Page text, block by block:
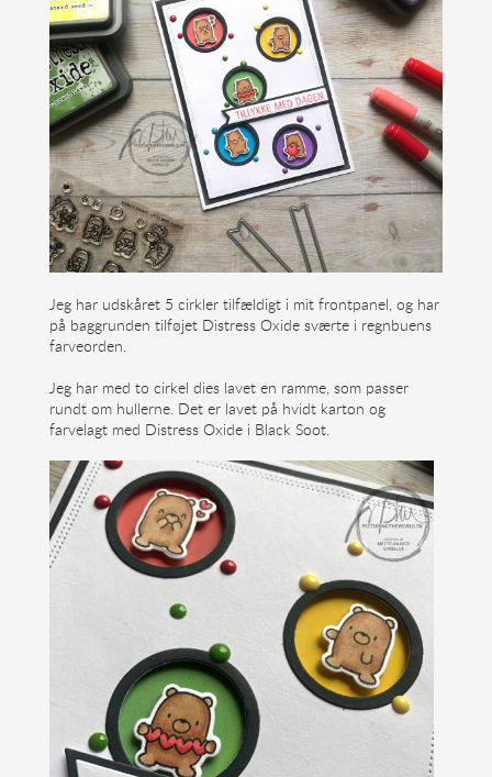
Jeg har udskåret 5 cirkler tilfældigt i mit frontpanel, og har
på baggrunden tilføjet Distress Oxide sværte i regnbuens
farveorden.
Jeg har med to cirkel dies lavet en ramme, som passer
rundt om hullerne. Det er lavet på hvidt karton og
farvelagt med Distress Oxide i Black Soot.